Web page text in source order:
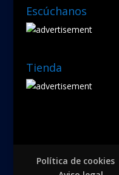
Escúchanos
Tienda
Política de cookies